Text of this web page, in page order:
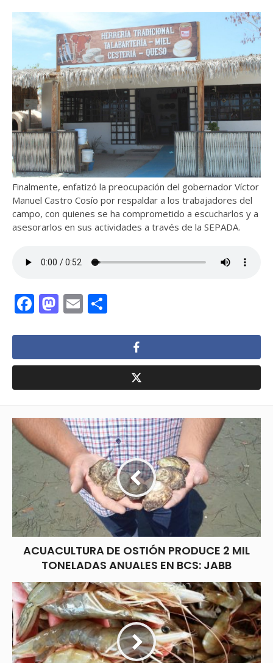
Finalmente, enfatizó la preocupación del gobernador Víctor
Manuel Castro Cosío por respaldar a los trabajadores del
campo, con quienes se ha comprometido a escucharlos y a
asesorarlos en sus actividades a través de la SEPADA.
Facebook
Mastodon
Email
ACUACULTURA DE OSTIÓN PRODUCE 2 MIL
TONELADAS ANUALES EN BCS: JABB